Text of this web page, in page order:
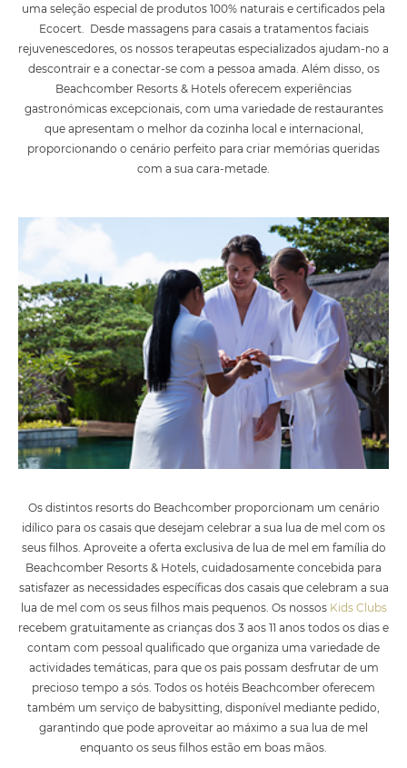
uma seleção especial de produtos 100% naturais e certificados pela
Ecocert. Desde massagens para casais a tratamentos faciais
rejuvenescedores, os nossos terapeutas especializados ajudam-no a
descontrair e a conectar-se com a pessoa amada. Além disso, os
Beachcomber Resorts & Hotels oferecem experiências
gastronómicas excepcionais, com uma variedade de restaurantes
que apresentam o melhor da cozinha local e internacional,
proporcionando o cenário perfeito para criar memórias queridas
com a sua cara-metade.
Os distintos resorts do Beachcomber proporcionam um cenário
idílico para os casais que desejam celebrar a sua lua de mel com os
seus filhos. Aproveite a oferta exclusiva de lua de mel em família do
Beachcomber Resorts & Hotels, cuidadosamente concebida para
satisfazer as necessidades específicas dos casais que celebram a sua
lua de mel com os seus filhos mais pequenos. Os nossos Kids Clubs
recebem gratuitamente as crianças dos 3 aos 11 anos todos os dias e
contam com pessoal qualificado que organiza uma variedade de
actividades temáticas, para que os pais possam desfrutar de um
precioso tempo a sós. Todos os hotéis Beachcomber oferecem
também um serviço de babysitting, disponível mediante pedido,
garantindo que pode aproveitar ao máximo a sua lua de mel
enquanto os seus filhos estão em boas mãos.